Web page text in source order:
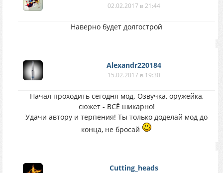
02.02.2017 в 21:44
Наверно будет долгострой
Alexandr220184
15.02.2017 в 19:30
Начал проходить сегодня мод. Озвучка, оружейка,
сюжет - ВСЁ шикарно!
Удачи автору и терпения! Ты только доделай мод до
конца, не бросай
Cutting_heads